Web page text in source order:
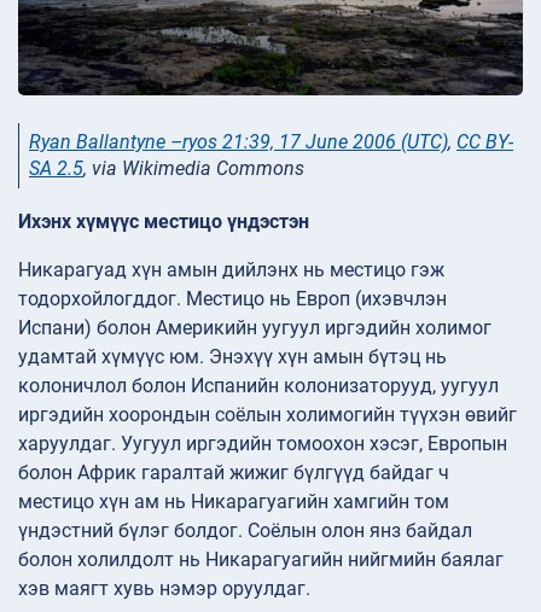
Ryan Ballantyne –ryos 21:39, 17 June 2006 (UTC), CC BY-
SA 2.5, via Wikimedia Commons
Ихэнх хүмүүс местицо үндэстэн
Никарагуад хүн амын дийлэнх нь местицо гэж
тодорхойлогддог. Местицо нь Европ (ихэвчлэн
Испани) болон Америкийн уугуул иргэдийн холимог
удамтай хүмүүс юм. Энэхүү хүн амын бүтэц нь
колоничлол болон Испанийн колонизаторууд, уугуул
иргэдийн хоорондын соёлын холимогийн түүхэн өвийг
харуулдаг. Уугуул иргэдийн томоохон хэсэг, Европын
болон Африк гаралтай жижиг бүлгүүд байдаг ч
местицо хүн ам нь Никарагуагийн хамгийн том
үндэстний бүлэг болдог. Соёлын олон янз байдал
болон холилдолт нь Никарагуагийн нийгмийн баялаг
хэв маягт хувь нэмэр оруулдаг.